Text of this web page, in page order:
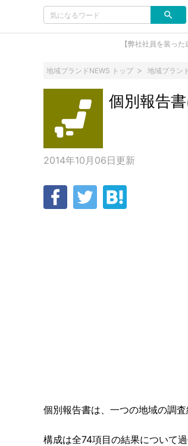
【弊社社員を装っ
地域ブランドNEWS トップ 地域ブラン
個別報告
2014年10月06日 更新
個別報告書は、一つの地域の調
構成は全74項目の結果について